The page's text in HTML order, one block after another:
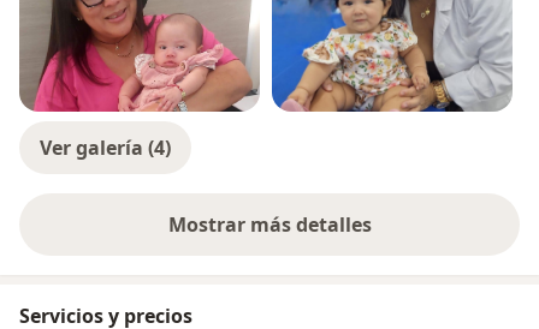
Ver galería (4)
Mostrar más detalles
sobre la experiencia
Servicios y precios